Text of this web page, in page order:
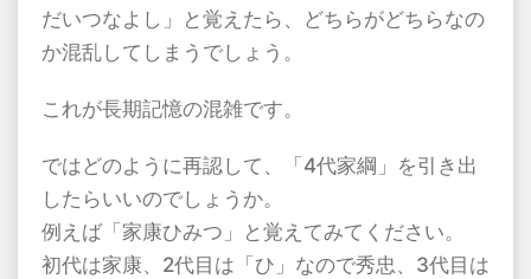
だいつなよし」と覚えたら、どちらがどちらなの
か混乱してしまうでしょう。
これが長期記憶の混雑です。
ではどのように再認して、「 4代家綱」を引き出
したらいいのでしょうか。
例えば「家康ひみつ」と覚えてみてください。
初代は家康、 2代目は「ひ」なので秀忠、 3代目は